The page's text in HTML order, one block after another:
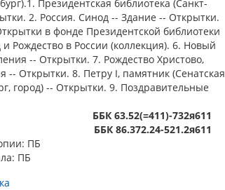
Президентская библиотека (Санкт-
2. Россия. Синод -- Здание -- Открытки.
в фонде Президентской библиотеки
Рождество в России (коллекция). 6. Новый
-- Открытки. 7. Рождество Христово,
-- Открытки. 8. Петру I, памятник (Сенатская
город) -- Открытки. 9. Поздравительные
ББК 63.52(=411)-732я611
ББК 86.372.24-521.2я611
ПБ
ПБ